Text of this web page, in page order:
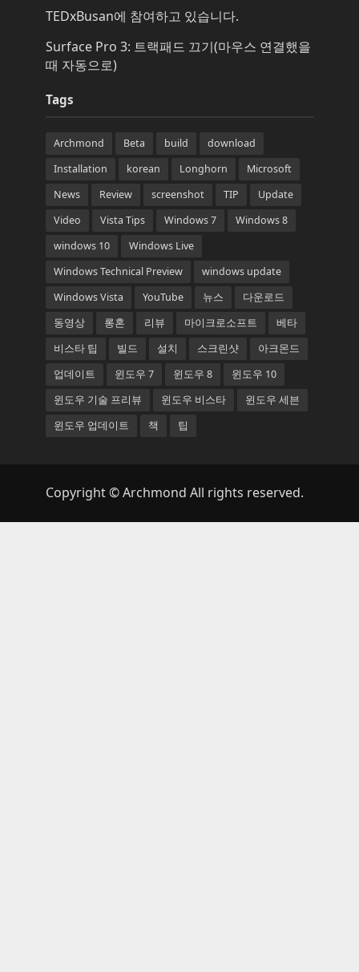
TEDxBusan에 참여하고 있습니다.
Surface Pro 3: 트랙패드 끄기(마우스 연결했을
때 자동으로)
Tags
Archmond Beta build
download
Installation
korean Longhorn
Microsoft
News
Review screenshot TIP
Update
Video
Vista Tips Windows 7
Windows 8
windows 10
Windows Live
Windows Technical Preview
windows update
Windows Vista
YouTube 뉴스
다운로드
동영상
롱혼 리뷰 마이크로소프트
베타
비스타 팁
빌드 설치 스크린샷
아크몬드
업데이트
윈도우 7 윈도우 8
윈도우 10
윈도우 기술 프리뷰
윈도우 비스타
윈도우 세븐
윈도우 업데이트
책 팁
Copyright © Archmond All rights reserved.